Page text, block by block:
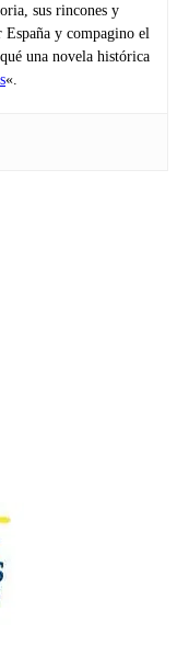
sus rincones y
España y compagino el
una novela histórica
«.